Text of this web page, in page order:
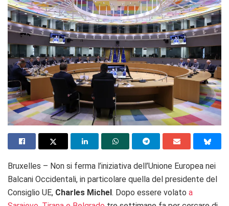
Bruxelles – Non si ferma l’iniziativa dell’Unione Europea nei
Balcani Occidentali, in particolare quella del presidente del
Consiglio UE, Charles Michel. Dopo essere volato a